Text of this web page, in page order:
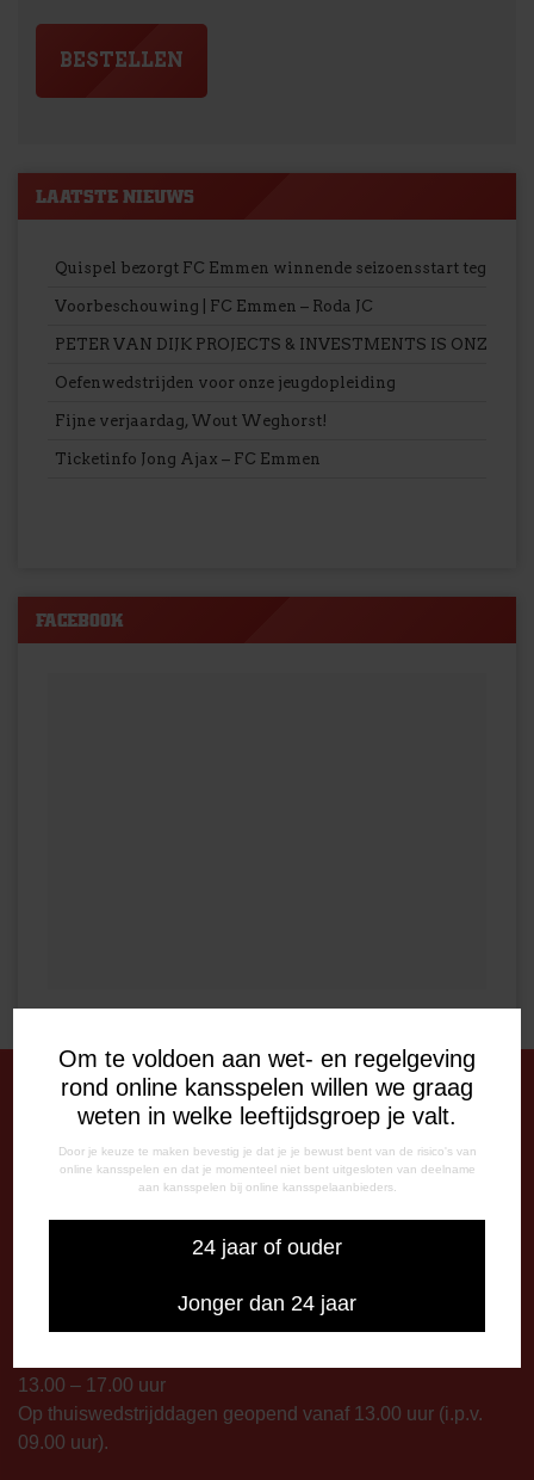
Om te voldoen aan wet- en regelgeving
rond online kansspelen willen we graag
weten in welke leeftijdsgroep je valt.
Door je keuze te maken bevestig je dat je je bewust bent van de risico's van
online kansspelen en dat je momenteel niet bent uitgesloten van deelname
aan kansspelen bij online kansspelaanbieders.
24 jaar of ouder
Jonger dan 24 jaar
LAATSTE NIEUWS
Quispel bezorgt FC Emmen winnende seizoensstart tegen
Voorbeschouwing | FC Emmen – Roda JC
PETER VAN DIJK PROJECTS & INVESTMENTS IS ONZE
Oefenwedstrijden voor onze jeugdopleiding
Fijne verjaardag, Wout Weghorst!
Ticketinfo Jong Ajax – FC Emmen
FACEBOOK
DE OUDE MEERDIJK
Stadionplein 1
7825 SG Emmen
Maandag: 09.00 – 17.00 uur
Dinsdag t/m vrijdag:
13.00 – 17.00 uur
Op thuiswedstrijddagen geopend vanaf 13.00 uur (i.p.v.
09.00 uur).